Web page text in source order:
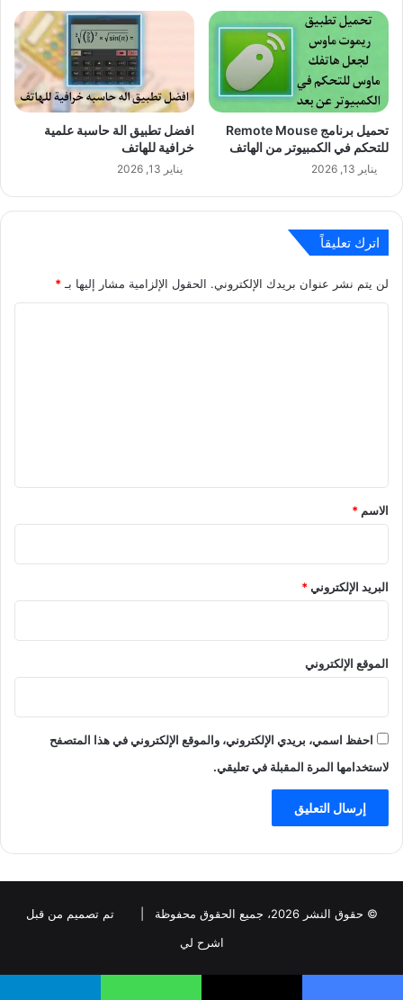
للتحكم في الكمبيوتر من الهاتف
يناير 13, 2026
افضل تطبيق الة حاسبة علمية
خرافية للهاتف
يناير 13, 2026
اترك تعليقاً
لن يتم نشر عنوان بريدك الإلكتروني. الحقول الإلزامية مشار إليها بـ *
*
الاسم *
البريد الإلكتروني*
الموقع الإلكتروني
احفظ اسمي، بريدي الإلكتروني، والموقع الإلكتروني في هذا المتصفح
لاستخدامها المرة المقبلة في تعليقي.
© حقوق النشر 2026، جميع الحقوق محفوظة |
تم تصميم من قبل
اشرح لي